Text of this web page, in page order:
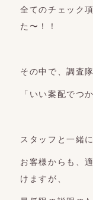
全てのチェック
た〜！！
その中で、調査
「いい案配でつ
スタッフと一緒
お客様からも、
けますが、